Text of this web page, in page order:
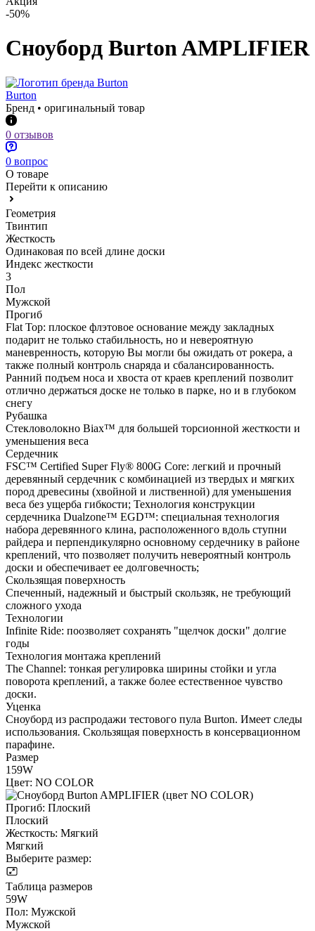
-50%
Сноуборд Burton AMPLIFIER
Burton
Бренд • оригинальный товар
0 отзывов
0 вопрос
О товаре
Перейти к описанию
Геометрия
Твинтип
Жесткость
Одинаковая по всей длине доски
Индекс жесткости
3
Пол
Мужской
Прогиб
Flat Top: плоское флэтовое основание между закладных
подарит не только стабильность, но и невероятную
маневренность, которую Вы могли бы ожидать от рокера, а
также полный контроль снаряда и сбалансированность.
Ранний подъем носа и хвоста от краев креплений позволит
отлично держаться доске не только в парке, но и в глубоком
снегу
Рубашка
Стекловолокно Biax™ для большей торсионной жесткости и
уменьшения веса
Сердечник
FSC™ Certified Super Fly® 800G Core: легкий и прочный
деревянный сердечник с комбинацией из твердых и мягких
пород древесины (хвойной и лиственной) для уменьшения
веса без ущерба гибкости; Технология конструкции
сердечника Dualzone™ EGD™: специальная технология
набора деревянного клина, расположенного вдоль ступни
райдера и перпендикулярно основному сердечнику в районе
креплений, что позволяет получить невероятный контроль
доски и обеспечивает ее долговечность;
Скользящая поверхность
Спеченный, надежный и быстрый скользяк, не требующий
сложного ухода
Технологии
Infinite Ride: поозволяет сохранять "щелчок доски" долгие
годы
Технология монтажа креплений
The Channel: тонкая регулировка ширины стойки и угла
поворота креплений, а также более естественное чувство
доски.
Уценка
Сноуборд из распродажи тестового пула Burton. Имеет следы
использования. Скользящая поверхность в консервационном
парафине.
Размер
159W
Цвет: NO COLOR
Прогиб: Плоский
Плоский
Жесткость: Мягкий
Мягкий
Выберите размер:
Таблица размеров
59W
Пол: Мужской
Мужской